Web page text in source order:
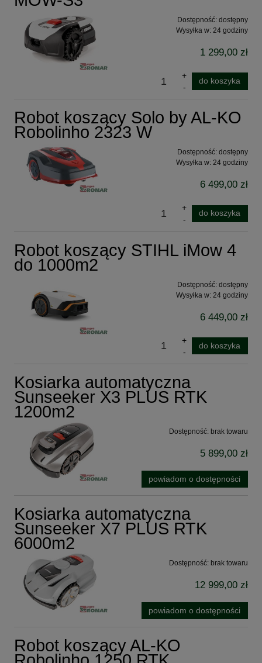
Dostępność: dostępny
Wysyłka w: 24 godziny
1 299,00 zł
do koszyka
Robot koszący Solo by AL-KO
Robolinho 2323 W
Dostępność: dostępny
Wysyłka w: 24 godziny
6 499,00 zł
do koszyka
Robot koszący STIHL iMow 4
do 1000m2
Dostępność: dostępny
Wysyłka w: 24 godziny
6 449,00 zł
do koszyka
Kosiarka automatyczna
Sunseeker X3 PLUS RTK
1200m2
Dostępność: brak towaru
5 899,00 zł
powiadom o dostępności
Kosiarka automatyczna
Sunseeker X7 PLUS RTK
6000m2
Dostępność: brak towaru
12 999,00 zł
powiadom o dostępności
Robot koszący AL-KO